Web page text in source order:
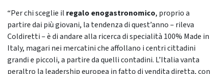
“Per chi sceglie il regalo enogastronomico, proprio a
partire dai più giovani, la tendenza di quest’anno – rileva
Coldiretti – è di andare alla ricerca di specialità 100% Made in
Italy, magari nei mercatini che affollano i centri cittadini
grandi e piccoli, a partire da quelli contadini. L’Italia vanta
peraltro la leadership europea in fatto di vendita diretta, con